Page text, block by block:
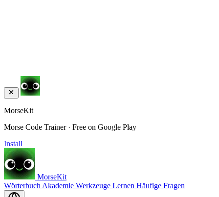
MorseKit
Morse Code Trainer · Free on Google Play
Install
MorseKit
Wörterbuch Akademie Werkzeuge Lernen Häufige Fragen